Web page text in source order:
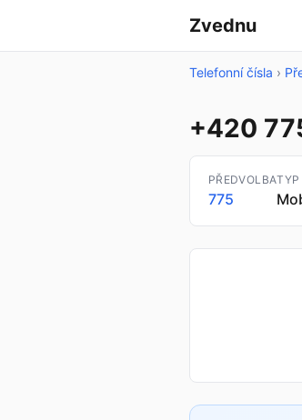
Zvednu
Telefonní čísla ›
+420
PŘEDVOLBA
775
TYP